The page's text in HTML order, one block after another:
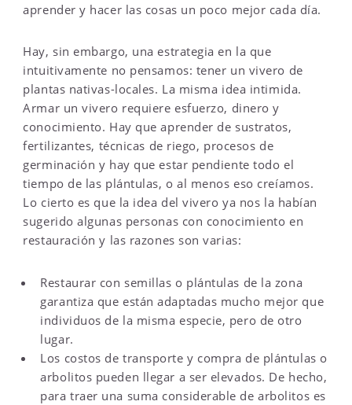
aprender y hacer las cosas un poco mejor cada día.
Hay, sin embargo, una estrategia en la que
intuitivamente no pensamos: tener un vivero de
plantas nativas-locales. La misma idea intimida.
Armar un vivero requiere esfuerzo, dinero y
conocimiento. Hay que aprender de sustratos,
fertilizantes, técnicas de riego, procesos de
germinación y hay que estar pendiente todo el
tiempo de las plántulas, o al menos eso creíamos.
Lo cierto es que la idea del vivero ya nos la habían
sugerido algunas personas con conocimiento en
restauración y las razones son varias:
Restaurar con semillas o plántulas de la zona
garantiza que están adaptadas mucho mejor que
individuos de la misma especie, pero de otro
lugar.
Los costos de transporte y compra de plántulas o
arbolitos pueden llegar a ser elevados. De hecho,
para traer una suma considerable de arbolitos es